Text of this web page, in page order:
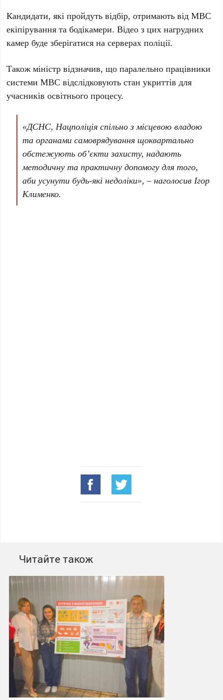
Кандидати, які пройдуть відбір, отримають від МВС
екіпірування та бодікамери. Відео з цих нагрудних
камер буде зберігатися на серверах поліції.
Також міністр відзначив, що паралельно працівники
системи МВС відслідковують стан укриттів для
учасників освітнього процесу.
«ДСНС, Нацполіція спільно з місцевою владою
та органами самоврядування щоквартально
обстежують об’єкти захисту, надають
методичну та практичну допомогу для того,
аби усунути будь-які недоліки», – наголосив Ігор
Клименко.
Читайте також